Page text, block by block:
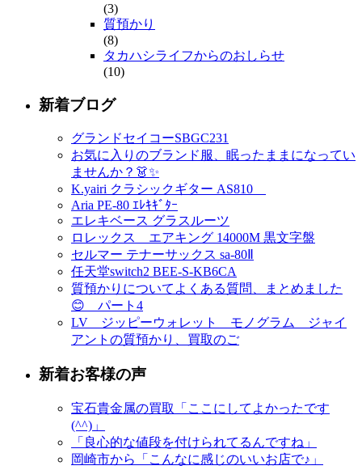
(3)
質預かり
(8)
タカハシライフからのおしらせ
(10)
新着ブログ
グランドセイコーSBGC231
お気に入りのブランド服、眠ったままになってい
ませんか？👗✨
K.yairi クラシックギター AS810
Aria PE-80 ｴﾚｷｷﾞﾀｰ
エレキベース グラスルーツ
ロレックス エアキング 14000M 黒文字盤
セルマー テナーサックス sa-80Ⅱ
任天堂switch2 BEE-S-KB6CA
質預かりについてよくある質問、まとめました
😊 パート4
LV ジッピーウォレット モノグラム ジャイ
アントの質預かり、買取のご
新着お客様の声
宝石貴金属の買取「ここにしてよかったです
(^^)」
「良心的な値段を付けられてるんですね」
岡崎市から「こんなに感じのいいお店で♪」